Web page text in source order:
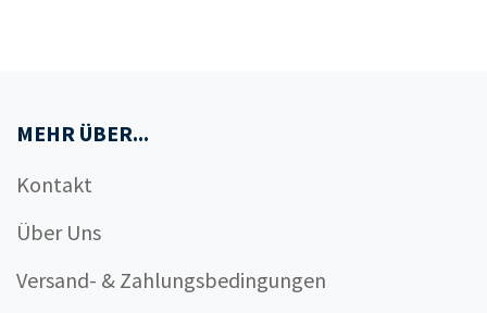
MEHR ÜBER...
Kontakt
Über Uns
Versand- & Zahlungsbedingungen